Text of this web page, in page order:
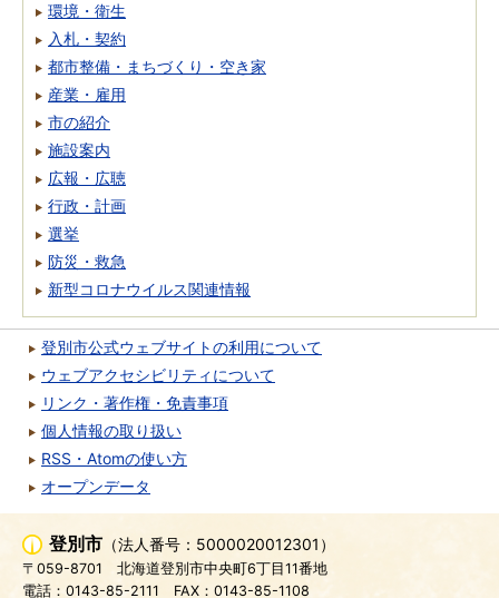
環境・衛生
入札・契約
都市整備・まちづくり・空き家
産業・雇用
市の紹介
施設案内
広報・広聴
行政・計画
選挙
防災・救急
新型コロナウイルス関連情報
登別市公式ウェブサイトの利用について
ウェブアクセシビリティについて
リンク・著作権・免責事項
個人情報の取り扱い
RSS・Atomの使い方
オープンデータ
登別市 （法人番号：5000020012301）
〒059-8701
北海道登別市中央町6丁目11番地
電話：0143-85-2111
FAX：0143-85-1108